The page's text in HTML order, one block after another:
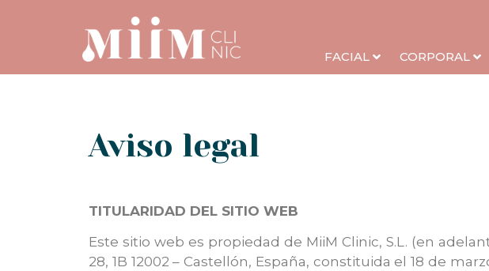
FACIAL CORPORAL
Aviso legal
TITULARIDAD DEL SITIO WEB
Este sitio web es propiedad de MiiM Clinic, S.L. (en
28, 1B 12002 – Castellón, España, constituida el 18 de